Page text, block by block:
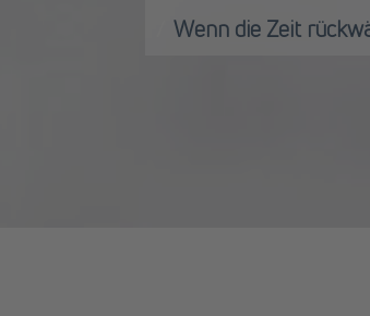
Wenn die Zeit